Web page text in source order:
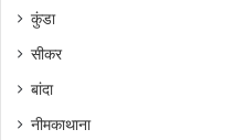
कुंडा
सीकर
बांदा
नीमकाथाना